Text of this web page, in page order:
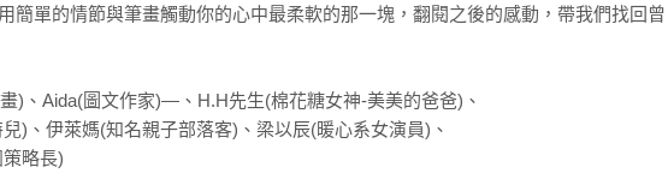
簡單的情節與筆畫觸動你的心中最柔軟的那一塊，翻閱之後的感動，帶我們找回曾
畫)、Aida(圖文作家)—、H.H先生(棉花糖女神-美美的爸爸)、
)、伊萊媽(知名親子部落客)、梁以辰(暖心系女演員)、
略長)